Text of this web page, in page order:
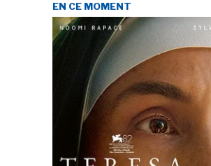
EN CE MOMENT